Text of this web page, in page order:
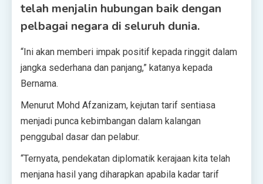
telah menjalin hubungan baik dengan
pelbagai negara di seluruh dunia.
“Ini akan memberi impak positif kepada ringgit dalam
jangka sederhana dan panjang,” katanya kepada
Bernama.
Menurut Mohd Afzanizam, kejutan tarif sentiasa
menjadi punca kebimbangan dalam kalangan
penggubal dasar dan pelabur.
“Ternyata, pendekatan diplomatik kerajaan kita telah
menjana hasil yang diharapkan apabila kadar tarif